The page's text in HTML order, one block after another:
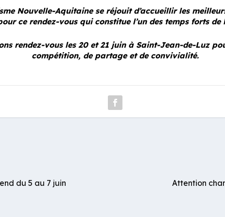
Nouvelle-Aquitaine se réjouit d’accueillir les
ce rendez-vous qui constitue l’un des temps forts de
rendez-vous les 20 et 21 juin à Saint-Jean-de-Luz
compétition, de partage et de convivialité.
du 5 au 7 juin Attention